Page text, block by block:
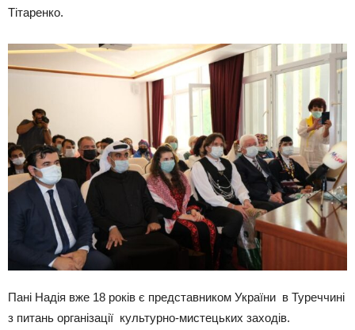
Тітаренко.
Пані Надія вже 18 років є представником України в Туреччині
з питань організації культурно-мистецьких заходів.